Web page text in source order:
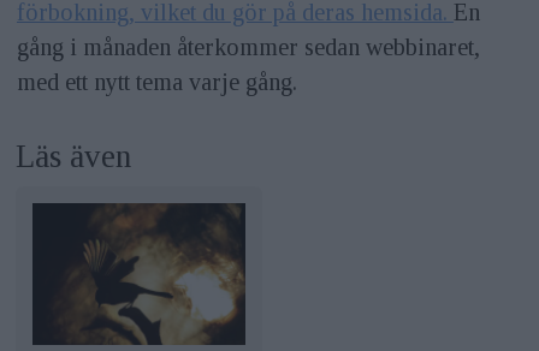
förbokning, vilket du gör på deras hemsida. En
gång i månaden återkommer sedan webbinaret,
med ett nytt tema varje gång.
Läs även